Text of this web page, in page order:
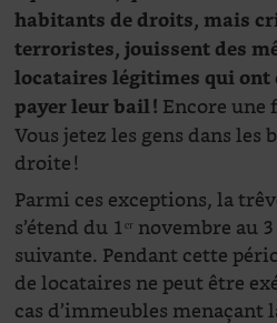
habitants de droits, mais
terroristes, jouissent des
locataires légitimes qui
payer leur bail ! Encore une
Vous jetez les gens dans les
droite !
Parmi ces exceptions, la
s’étend du 1ᵉʳ novembre au
suivante. Pendant cette
de locataires ne peut être
cas d’immeubles